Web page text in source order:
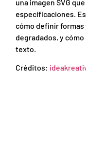
una imagen SVG
especificaciones.
cómo definir formas
degradados, y
texto.
Créditos: